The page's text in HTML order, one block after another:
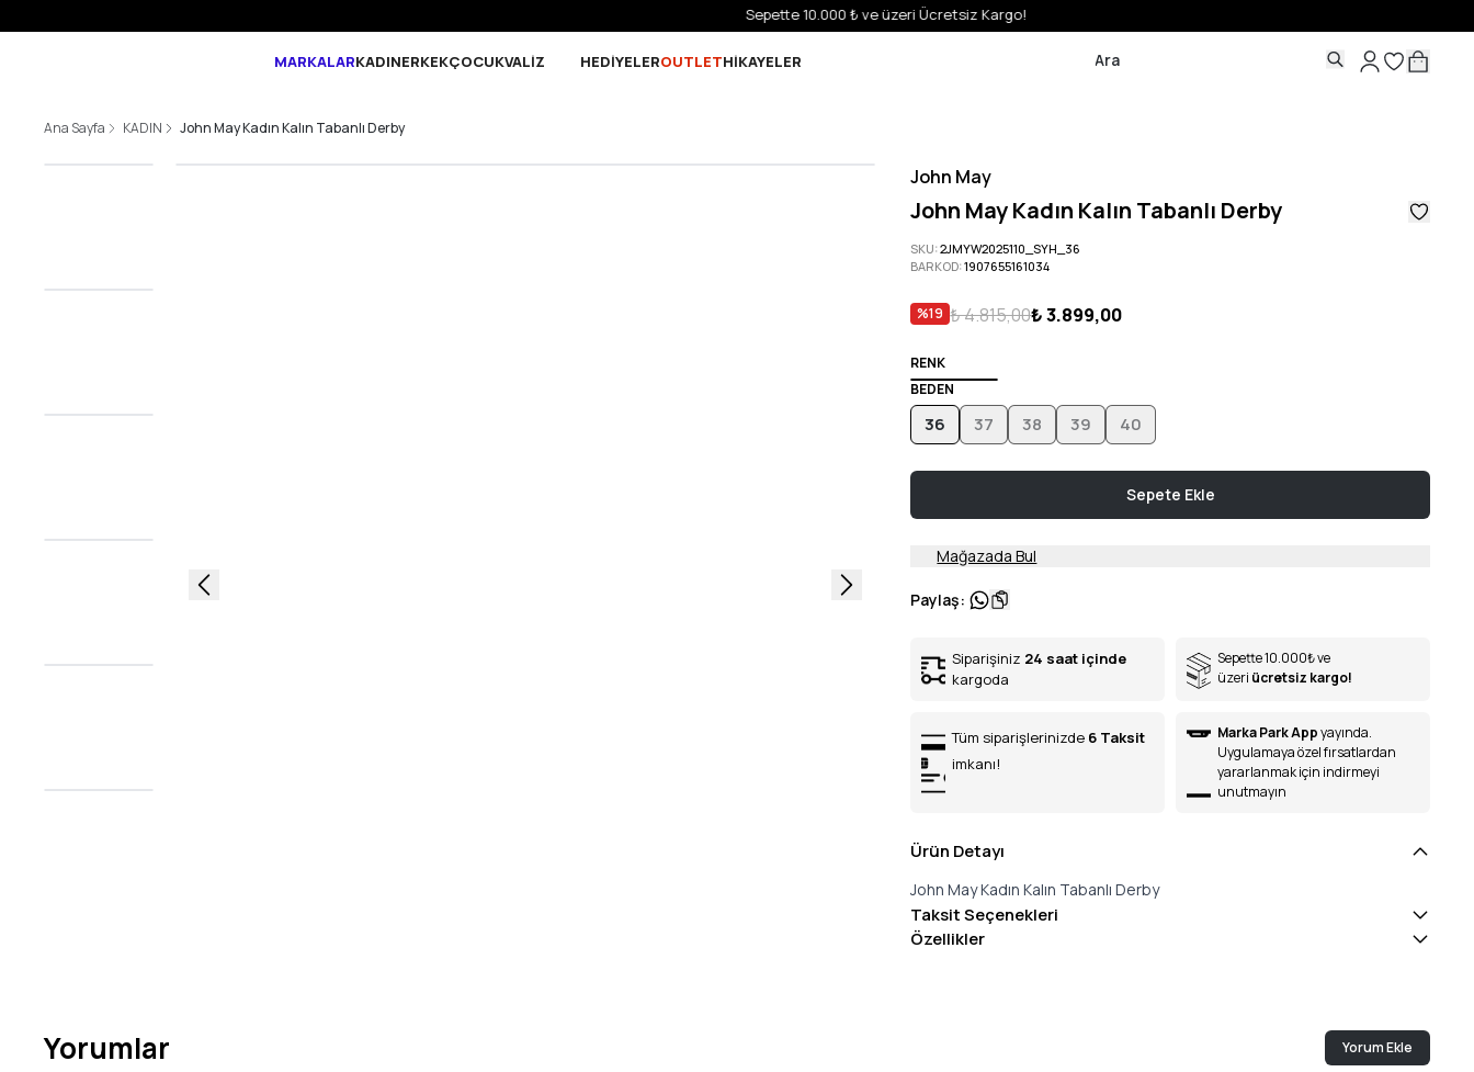
Sepette 10.000 ₺ ve üzeri Ücretsiz Kargo!
MARKALARKADINERKEKÇOCUKVALİZ HEDİYELEROUTLETHİKAYELER
Ana Sayfa KADIN John May Kadın Kalın Tabanlı Derby
John May
John May Kadın Kalın Tabanlı Derby
SKU:2JMYW2025110_SYH_36
BARKOD:1907655161034
%19 ₺ 4.815,00₺ 3.899,00
RENK
BEDEN
36 37 38 39 40
Sepete Ekle
Mağazada Bul
Paylaş:
Siparişiniz 24 saat içinde
kargoda
Sepette 10.000₺ve
üzeri ücretsiz kargo!
Tüm siparişlerinizde 6 Taksit
imkanı!
Marka Park Appyayında.
Uygulamaya özel fırsatlardan
yararlanmak için indirmeyi
unutmayın
Ürün Detayı
John May Kadın Kalın Tabanlı Derby
Taksit Seçenekleri
Özellikler
Yorumlar Yorum Ekle